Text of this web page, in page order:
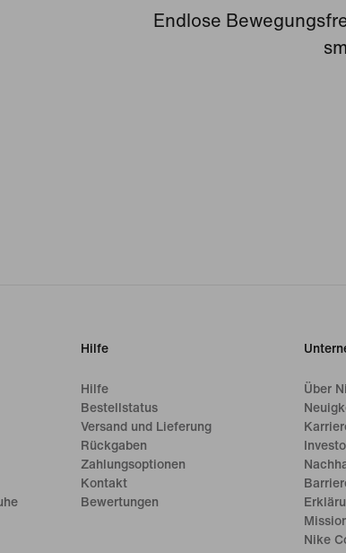
Endlose
Hilfe
Hilfe
Bestellstatus
Versand und Lieferung
Rückgaben
Zahlungsoptionen
Kontakt
Bewertungen
Über
Nike